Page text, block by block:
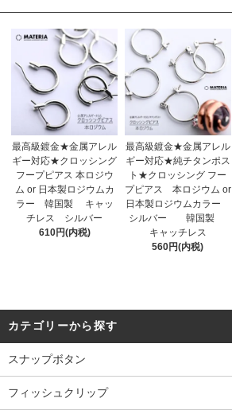
最高級鍍金★金属アレル
ギー対応★クロッシング
フープピアス 本ロジウ
ム or 日本製ロジウムカ
ラー 韓国製 キャッ
チレス シルバー
610円(内税)
最高級鍍金★金属アレル
ギー対応★純チタンポス
ト★クロッシング フー
プピアス 本ロジウム or
日本製ロジウムカラー
シルバー 韓国製
キャッチレス
560円(内税)
カテゴリーから探す
スナップボタン
フィッシュクリップ